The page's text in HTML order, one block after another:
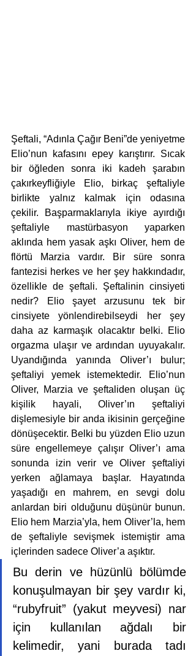
Şeftali, “Adınla Çağır Beni”de yeniyetme
Elio’nun kafasını epey karıştırır. Sıcak
bir öğleden sonra iki kadeh şarabın
çakırkeyfliğiyle Elio, birkaç şeftaliyle
birlikte yalnız kalmak için odasına
çekilir. Başparmaklarıyla ikiye ayırdığı
şeftaliyle mastürbasyon yaparken
aklında hem yasak aşkı Oliver, hem de
flörtü Marzia vardır. Bir süre sonra
fantezisi herkes ve her şey hakkındadır,
özellikle de şeftali. Şeftalinin cinsiyeti
nedir? Elio şayet arzusunu tek bir
cinsiyete yönlendirebilseydi her şey
daha az karmaşık olacaktır belki. Elio
orgazma ulaşır ve ardından uyuyakalır.
Uyandığında yanında Oliver’ı bulur;
şeftaliyi yemek istemektedir. Elio’nun
Oliver, Marzia ve şeftaliden oluşan üç
kişilik hayali, Oliver’ın şeftaliyi
dişlemesiyle bir anda ikisinin gerçeğine
dönüşecektir. Belki bu yüzden Elio uzun
süre engellemeye çalışır Oliver’ı ama
sonunda izin verir ve Oliver şeftaliyi
yerken ağlamaya başlar. Hayatında
yaşadığı en mahrem, en sevgi dolu
anlardan biri olduğunu düşünür bunun.
Elio hem Marzia’yla, hem Oliver’la, hem
de şeftaliyle sevişmek istemiştir ama
içlerinden sadece Oliver’a aşıktır.
Bu derin ve hüzünlü bölümde
konuşulmayan bir şey vardır ki,
“rubyfruit” (yakut meyvesi) nar
için kullanılan ağdalı bir
kelimedir, yani burada tadı